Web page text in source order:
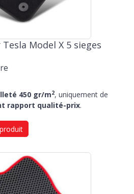
Model X 5 sieges
450 gr/m2, uniquement de
rapport qualité-prix.